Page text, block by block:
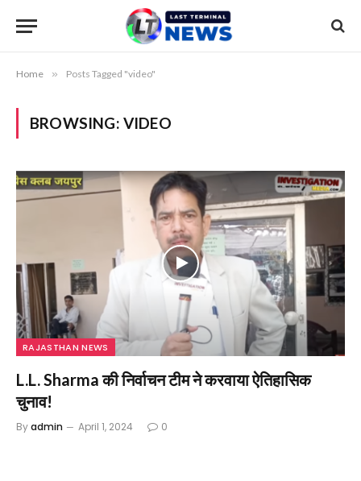
Home » Posts Tagged "video"
BROWSING: VIDEO
RAJASTHAN NEWS
L.L. Sharma की निर्वाचन टीम ने करवाया ऐतिहासिक
चुनाव!
Byadmin April 1, 2024 0